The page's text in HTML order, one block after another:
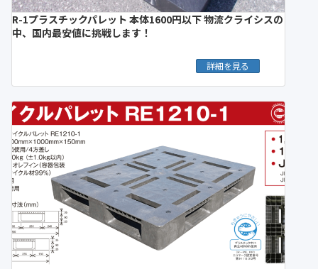
R-1プラスチックパレット 本体1600円以下 物流クライシスの
中、国内最安値に挑戦します！
詳細を見る